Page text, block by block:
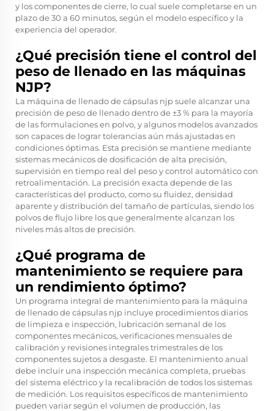
y los componentes de cierre, lo cual suele completarse en un
plazo de 30 a 60 minutos, según el modelo específico y la
experiencia del operador.
¿Qué precisión tiene el control del
peso de llenado en las máquinas
NJP?
La máquina de llenado de cápsulas njp suele alcanzar una
precisión de peso de llenado dentro de ±3 % para la mayoría
de las formulaciones en polvo, y algunos modelos avanzados
son capaces de lograr tolerancias aún más ajustadas en
condiciones óptimas. Esta precisión se mantiene mediante
sistemas mecánicos de dosificación de alta precisión,
supervisión en tiempo real del peso y control automático con
retroalimentación. La precisión exacta depende de las
características del producto, como su fluidez, densidad
aparente y distribución del tamaño de partículas, siendo los
polvos de flujo libre los que generalmente alcanzan los
niveles más altos de precisión.
¿Qué programa de
mantenimiento se requiere para
un rendimiento óptimo?
Un programa integral de mantenimiento para la máquina
de llenado de cápsulas njp incluye procedimientos diarios
de limpieza e inspección, lubricación semanal de los
componentes mecánicos, verificaciones mensuales de
calibración y revisiones integrales trimestrales de los
componentes sujetos a desgaste. El mantenimiento anual
debe incluir una inspección mecánica completa, pruebas
del sistema eléctrico y la recalibración de todos los sistemas
de medición. Los requisitos específicos de mantenimiento
pueden variar según el volumen de producción, las